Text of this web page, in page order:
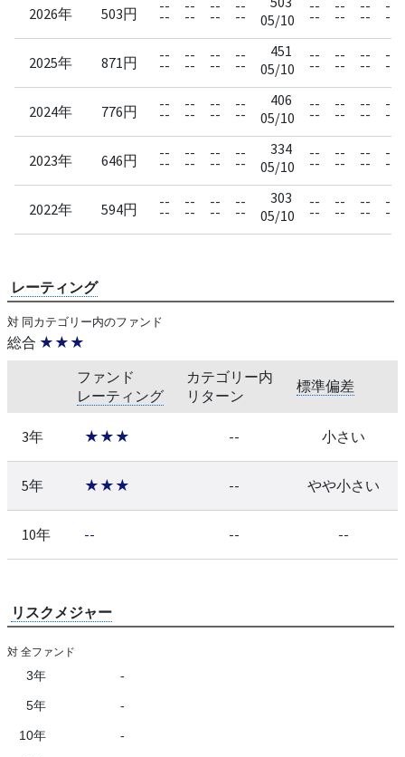
2026年 503円 --
--
--
--
--
--
--
--
05/10
--
--
--
--
--
--
--
--
2025年 871円 --
--
--
--
--
--
--
--
451
05/10
--
--
--
--
--
--
--
--
2024年 776円 --
--
--
--
--
--
--
--
406
05/10
--
--
--
--
--
--
--
--
2023年 646円 --
--
--
--
--
--
--
--
334
05/10
--
--
--
--
--
--
--
--
2022年 594円 --
--
--
--
--
--
--
--
303
05/10
--
--
--
--
--
--
--
--
レーティング
対 同カテゴリー内のファンド
総合 ★★★
ファンド
レーティング
カテゴリー内
リターン
標準偏差
3年 ★★★ -- 小さい
5年 ★★★ -- やや小さい
10年 -- -- --
リスクメジャー
対 全ファンド
3年 -
5年 -
10年 -